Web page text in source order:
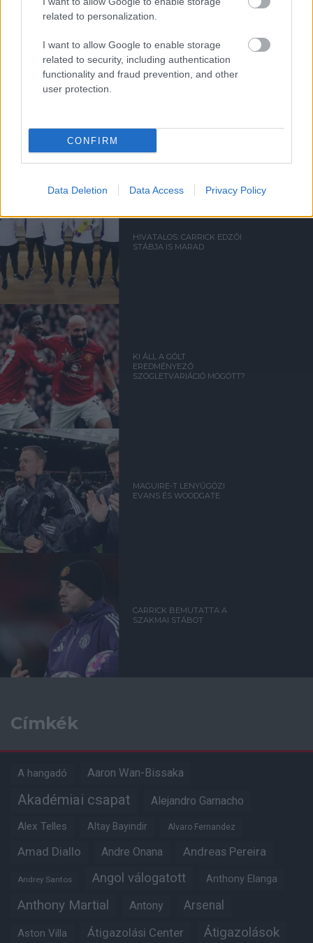
related to personalization.
I want to allow Google to enable storage
related to security, including authentication
functionality and fraud prevention, and other
user protection.
CONFIRM
Data Deletion Data Access Privacy Policy
a ManUtdFanatics.hu működését!
EDZŐI STÁB
HIVATALOS: CARRICK EDZŐI
STÁBJA IS MARAD
KI ÁLL A GÓLT
EREDMÉNYEZŐ
SZÖGLETVARIÁCIÓ MÖGÖTT?
MAGUIRE-T LENYŰGÖZI
EVANS ÉS WOODGATE
CARRICK BEMUTATTA A
SZAKMAI STÁBOT
Címkék
A hangadó Aaron Wan-Bissaka
Akadémiai csapat Alejandro Garnacho
Alex Telles Altay Bayindir Alvaro Fernandez
Amad Diallo Andre Onana Andreas Pereira
Andrey Santos Angol válogatott Anthony Elanga
Anthony Martial Antony Arsenal
Aston Villa Átigazolási Center Átigazolások